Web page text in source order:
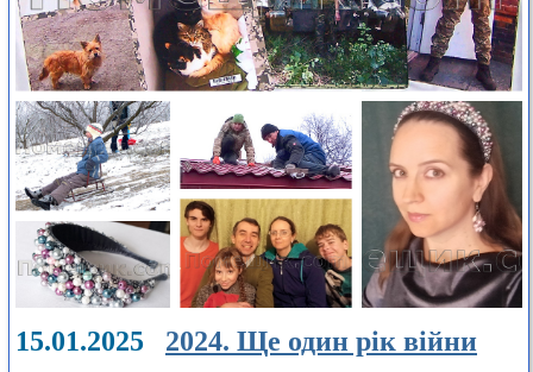
15.01.2025 2024. Ще один рік війни